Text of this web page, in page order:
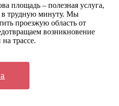
площадь – полезная услуга,
в трудную минуту. Мы
проезжую область от
возникновение
трассе.